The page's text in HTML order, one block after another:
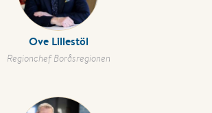
Ove Lillestöl
Regionchef Boråsregionen